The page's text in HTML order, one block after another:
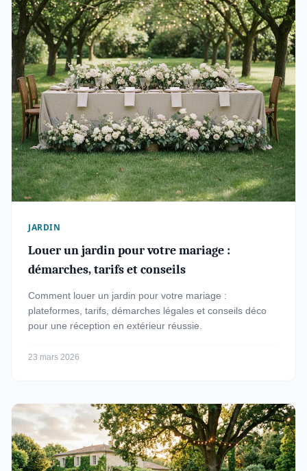
JARDIN
Louer un jardin pour votre mariage :
démarches, tarifs et conseils
Comment louer un jardin pour votre mariage :
plateformes, tarifs, démarches légales et conseils déco
pour une réception en extérieur réussie.
23 mars 2026